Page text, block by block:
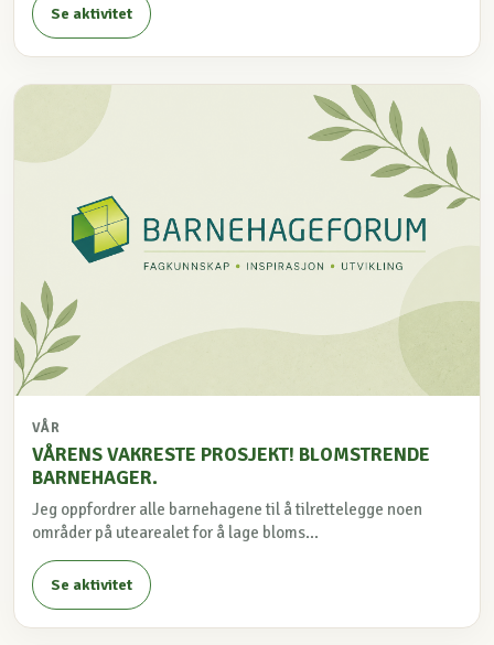
Se aktivitet
VÅR
VÅRENS VAKRESTE PROSJEKT! BLOMSTRENDE
BARNEHAGER.
Jeg oppfordrer alle barnehagene til å tilrettelegge noen
områder på utearealet for å lage bloms...
Se aktivitet